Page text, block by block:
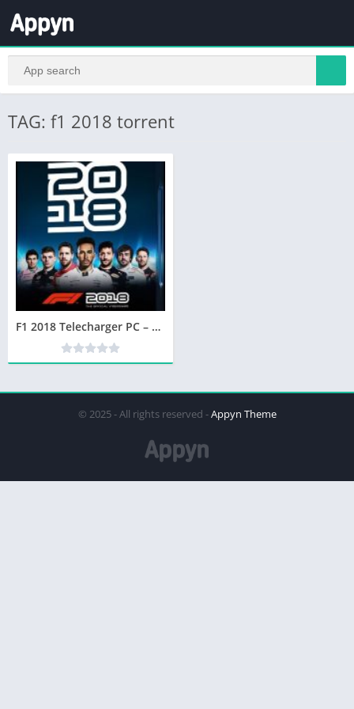
TAG: f1 2018 torrent
F1 2018 Telecharger PC – Version Complete – Jeu
© 2025 - All rights reserved -Appyn Theme